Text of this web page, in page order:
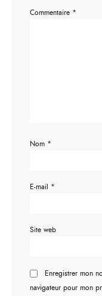
Commentaire *
Nom *
E-mail *
Site web
Enregistrer mon
navigateur pour mon